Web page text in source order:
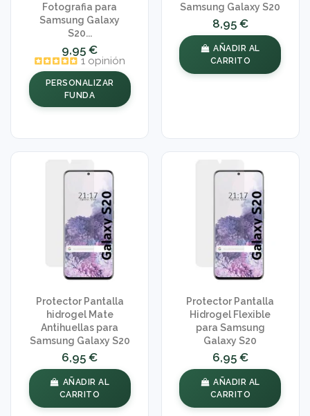
Fotografia para
Samsung Galaxy
S20...
9,95 €
1 opinión
PERSONALIZAR
FUNDA
Samsung Galaxy S20
8,95 €
AÑADIR AL
CARRITO
Protector Pantalla
hidrogel Mate
Antihuellas para
Samsung Galaxy S20
6,95 €
AÑADIR AL
CARRITO
Protector Pantalla
Hidrogel Flexible
para Samsung
Galaxy S20
6,95 €
AÑADIR AL
CARRITO